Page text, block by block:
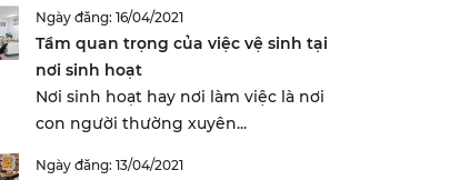
Ngày đăng: 16/04/2021
Tầm quan trọng của việc vệ sinh tại
nơi sinh hoạt
Nơi sinh hoạt hay nơi làm việc là nơi
con người thường xuyên...
Ngày đăng: 13/04/2021